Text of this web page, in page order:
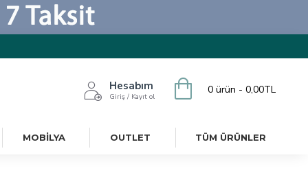
Hesabım
Giriş / Kayıt ol
0 ürün - 0,00TL
MOBILYA OUTLET TÜM ÜRÜNLER